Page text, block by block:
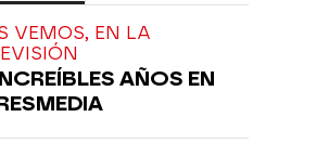
VEMOS, EN LA
AÑOS EN